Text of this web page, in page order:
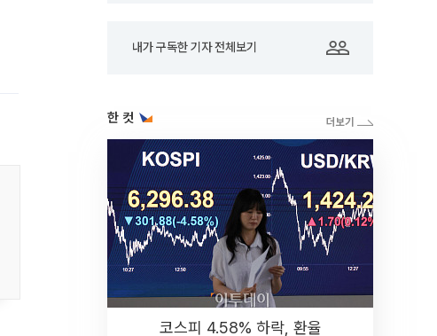
내가 구독한 기자 전체보기
한 컷
코스피 4.58% 하락, 환율